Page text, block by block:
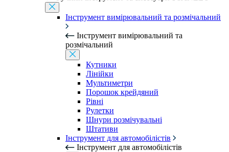
Інструмент вимірювальний та розмічальний
Інструмент вимірювальний та
розмічальний
Кутники
Лінійки
Мультиметри
Порошок крейдяний
Рівні
Рулетки
Шнури розмічувальні
Штативи
Інструмент для автомобілістів
Інструмент для автомобілістів